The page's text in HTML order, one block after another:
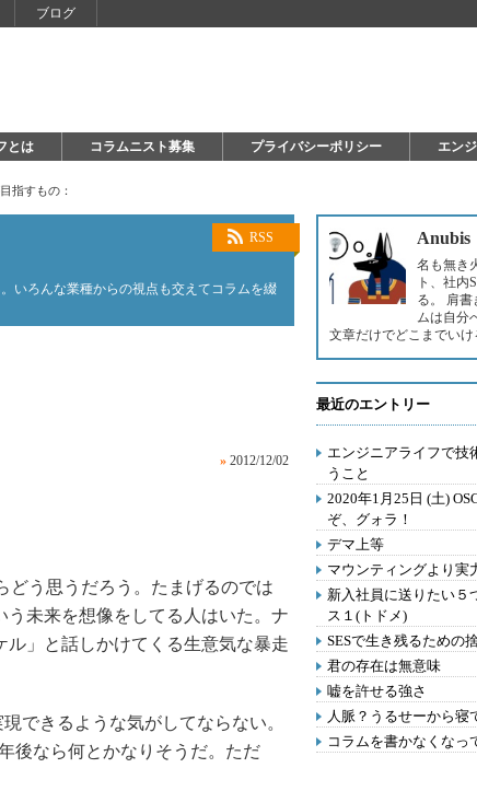
ブログ
とは コラムニスト募集 プライバシーポリシー エン
指すもの：
RSS
いろんな業種からの視点も交えてコラムを綴
» 2012/12/02
どう思うだろう。たまげるのでは
未来を想像をしてる人はいた。ナ
」と話しかけてくる生意気な暴走
できるような気がしてならない。
後なら何とかなりそうだ。ただ
Anubis
名も無き
ト、社内
る。 肩書
ムは自分
文章だけでどこまでいけ
最近のエントリー
エンジニアライフで技
うこと
2020年1月25日 (土)
ぞ、グォラ！
デマ上等
マウンティングより実
新入社員に送りたい５
ス１(トドメ)
SESで生き残るための
君の存在は無意味
嘘を許せる強さ
人脈？うるせーから寝
コラムを書かなくなっ